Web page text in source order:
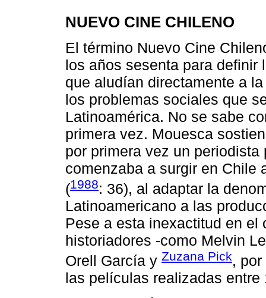
NUEVO CINE CHILENO
El término Nuevo Cine
los años sesenta para
que aludían directamente a
los problemas sociales que
Latinoamérica. No se sabe
primera vez. Mouesca
por primera vez un
comenzaba a surgir en Chile
(1988: 36), al adaptar la
Latinoamericano a las
Pese a esta inexactitud en
historiadores -como Melvin
Orell García y Zuzana Pick,
las películas realizadas